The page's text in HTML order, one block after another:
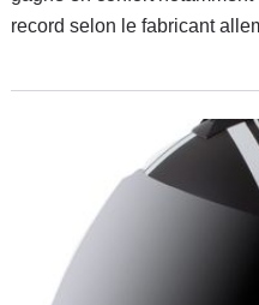
record selon le fabricant